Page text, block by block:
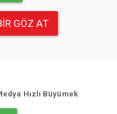
GÖZ AT
Hızlı Büyümek